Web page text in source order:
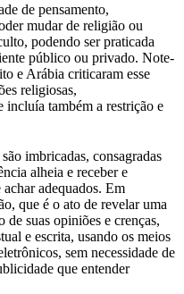
de pensamento,
mudar de religião ou
podendo ser praticada
público ou privado. Note-
e Arábia criticaram esse
religiosas,
incluía também a restrição e
imbricadas, consagradas
alheia e receber e
adequados. Em
que é o ato de revelar uma
suas opiniões e crenças,
e escrita, usando os meios
sem necessidade de
que entender